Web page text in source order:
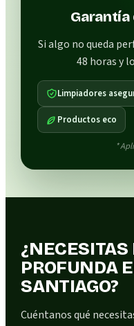
Si algo no queda
48 horas y
Limpiadores
Productos eco
*
PROFUNDA
SANTIAGO?
Cuéntanos qué